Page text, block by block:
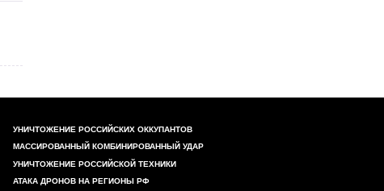
УНИЧТОЖЕНИЕ РОССИЙСКИХ ОККУПАНТОВ
МАССИРОВАННЫЙ КОМБИНИРОВАННЫЙ УДАР
УНИЧТОЖЕНИЕ РОССИЙСКОЙ ТЕХНИКИ
АТАКА ДРОНОВ НА РЕГИОНЫ РФ